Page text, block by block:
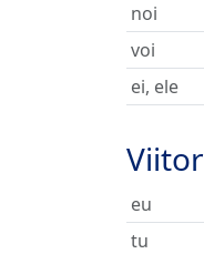
noi
voi
ei, ele
Viitor
eu
tu